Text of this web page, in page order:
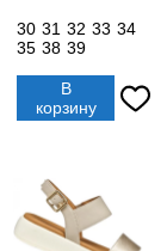
30 31 32 33 34
35 38 39
В
корзину